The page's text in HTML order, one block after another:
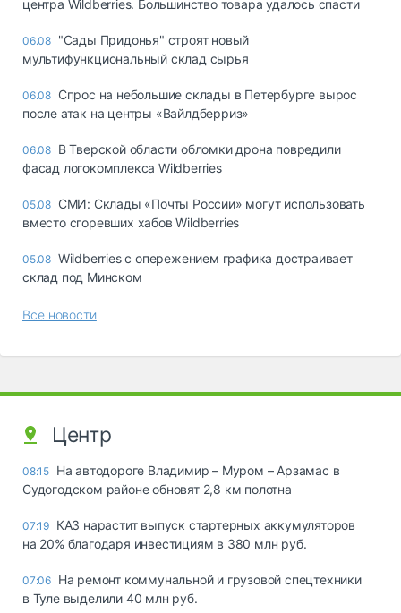
центра Wildberries. Большинство товара удалось спасти
06.08 "Сады Придонья" строят новый
мультифункциональный склад сырья
06.08 Спрос на небольшие склады в Петербурге вырос
после атак на центры «Вайлдберриз»
06.08 В Тверской области обломки дрона повредили
фасад логокомплекса Wildberries
05.08 СМИ: Склады «Почты России» могут использовать
вместо сгоревших хабов Wildberries
05.08 Wildberries с опережением графика достраивает
склад под Минском
Все новости
Центр
08:15 На автодороге Владимир – Муром – Арзамас в
Судогодском районе обновят 2,8 км полотна
07:19 КАЗ нарастит выпуск стартерных аккумуляторов
на 20% благодаря инвестициям в 380 млн руб.
07:06 На ремонт коммунальной и грузовой спецтехники
в Туле выделили 40 млн руб.